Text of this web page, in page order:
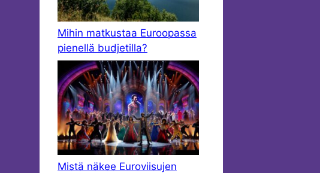
Mihin matkustaa Euroopassa
pienellä budjetilla?
Mistä näkee Euroviisujen